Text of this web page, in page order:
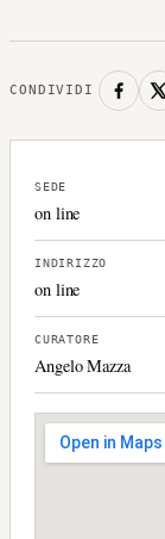
CONDIVIDI
SEDE
on line
INDIRIZZO
on line
CURATORE
Angelo Mazza